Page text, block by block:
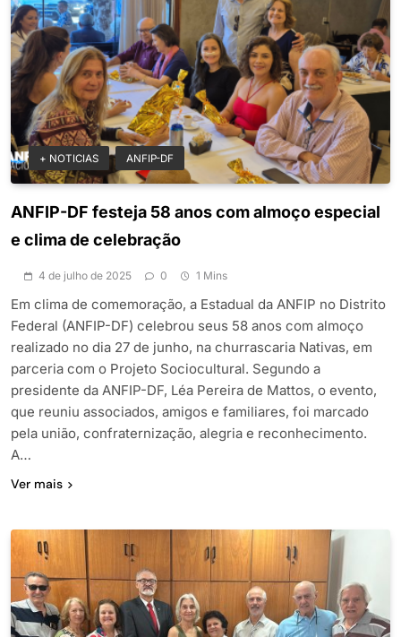
+ NOTICIAS ANFIP-DF
ANFIP-DF festeja 58 anos com almoço especial
e clima de celebração
4 de julho de 2025 0 1 Mins
Em clima de comemoração, a Estadual da ANFIP no Distrito
Federal (ANFIP-DF) celebrou seus 58 anos com almoço
realizado no dia 27 de junho, na churrascaria Nativas, em
parceria com o Projeto Sociocultural. Segundo a
presidente da ANFIP-DF, Léa Pereira de Mattos, o evento,
que reuniu associados, amigos e familiares, foi marcado
pela união, confraternização, alegria e reconhecimento.
A…
Ver mais